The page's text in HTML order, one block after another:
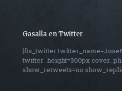
Gasalla en Twitter
[fts_twitter
twitter_height=300px
show_retweets=no